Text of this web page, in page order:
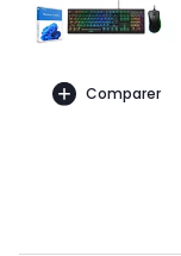
Comparer